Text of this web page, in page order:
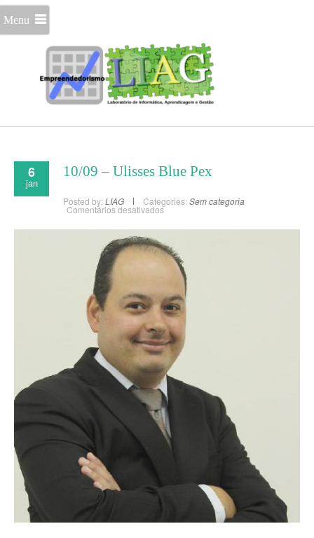
Menu
6
jan
10/09 – Ulisses Blue Pex
Posted by: LIAG Categories: Sem categoria
Comentários desativados